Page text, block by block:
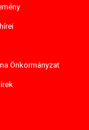
Önkormányzat